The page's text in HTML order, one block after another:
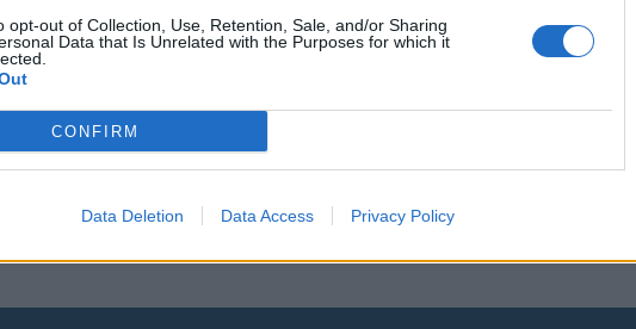
opt-out of Collection, Use, Retention, Sale, and/or Sharing
Data that Is Unrelated with the Purposes for which it
CONFIRM
Data Deletion Data Access Privacy Policy
Vuonna
menestynein yhtye Ace of Base nähdään